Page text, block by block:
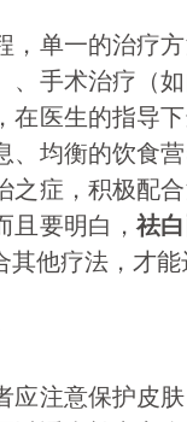
单一的治疗
手术治疗（
医生的指导下
均衡的饮食
症，积极配
且要明白，祛
他疗法，才能
应注意保护皮